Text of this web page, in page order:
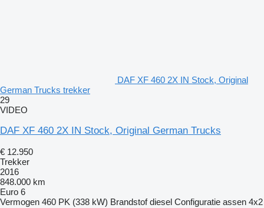
DAF XF 460 2X IN Stock, Original
German Trucks trekker
29
VIDEO
DAF XF 460 2X IN Stock, Original German Trucks
€ 12.950
Trekker
2016
848.000 km
Euro 6
Vermogen 460 PK (338 kW) Brandstof diesel Configuratie assen 4x2